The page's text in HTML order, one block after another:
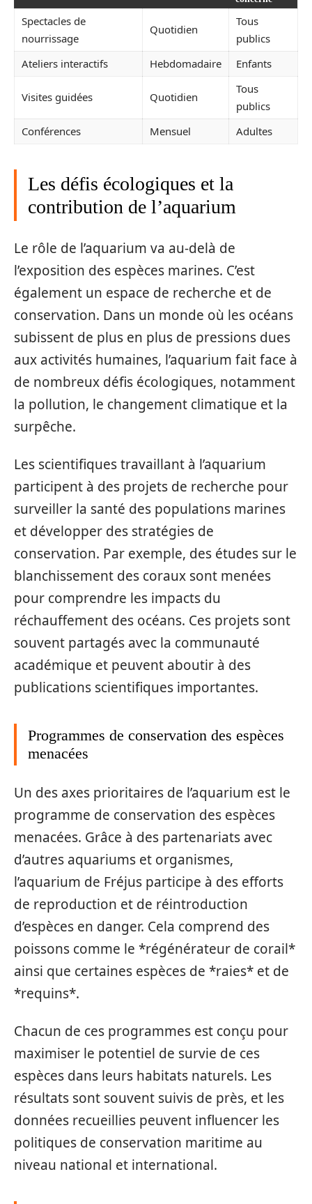
Spectacles de
nourrissage
Quotidien
Tous
publics
Ateliers interactifs
Hebdomadaire Enfants
Visites guidées Quotidien
Tous
publics
Conférences
Mensuel Adultes
Les défis écologiques et la
contribution de l’aquarium
Le rôle de l’aquarium va au-delà de
l’exposition des espèces marines. C’est
également un espace de recherche et de
conservation. Dans un monde où les océans
subissent de plus en plus de pressions dues
aux activités humaines, l’aquarium fait face à
de nombreux défis écologiques, notamment
la pollution, le changement climatique et la
surpêche.
Les scientifiques travaillant à l’aquarium
participent à des projets de recherche pour
surveiller la santé des populations marines
et développer des stratégies de
conservation. Par exemple, des études sur le
blanchissement des coraux sont menées
pour comprendre les impacts du
réchauffement des océans. Ces projets sont
souvent partagés avec la communauté
académique et peuvent aboutir à des
publications scientifiques importantes.
Programmes de conservation des espèces
menacées
Un des axes prioritaires de l’aquarium est le
programme de conservation des espèces
menacées. Grâce à des partenariats avec
d’autres aquariums et organismes,
l’aquarium de Fréjus participe à des efforts
de reproduction et de réintroduction
d’espèces en danger. Cela comprend des
poissons comme le *régénérateur de corail*
ainsi que certaines espèces de *raies* et de
*requins*.
Chacun de ces programmes est conçu pour
maximiser le potentiel de survie de ces
espèces dans leurs habitats naturels. Les
résultats sont souvent suivis de près, et les
données recueillies peuvent influencer les
politiques de conservation maritime au
niveau national et international.